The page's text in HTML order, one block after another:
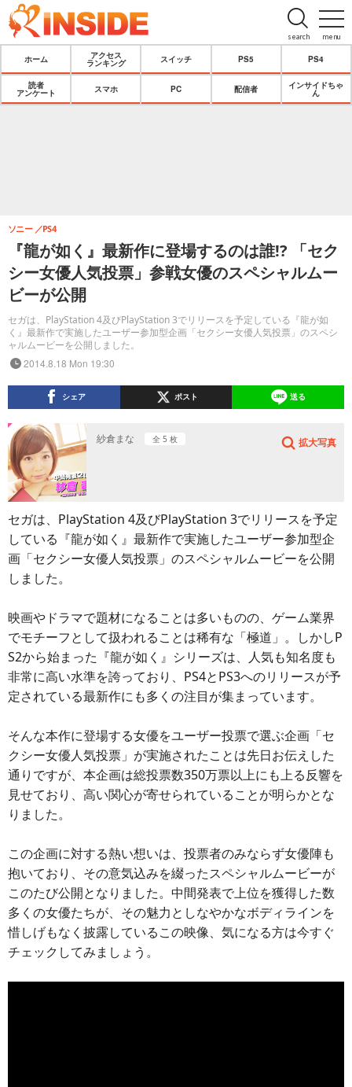
menu
search
ホーム
アクセス
ランキング
スイッチ PS5 PS4
読者
アンケート
スマホ PC 配信者
インサイドちゃ
ん
『龍が如く』最新作に登場するのは誰!? 「セク
シー女優人気投票」参戦女優のスペシャルムー
ビーが公開
セガは、PlayStation 4及びPlayStation 3でリリースを予定している『龍が如
く』最新作で実施したユーザー参加型企画「セクシー女優人気投票」のスペシ
ャルムービーを公開しました。
ソニー PS4
2014.8.18 Mon 19:30
シェア ポスト 送る
紗倉まな 全 5 枚 拡大写真
セガは、PlayStation 4及びPlayStation 3でリリースを予定
している『龍が如く』最新作で実施したユーザー参加型企
画「セクシー女優人気投票」のスペシャルムービーを公開
しました。
映画やドラマで題材になることは多いものの、ゲーム業界
でモチーフとして扱われることは稀有な「極道」。しかしP
S2から始まった『龍が如く』シリーズは、人気も知名度も
非常に高い水準を誇っており、PS4とPS3へのリリースが予
定されている最新作にも多くの注目が集まっています。
そんな本作に登場する女優をユーザー投票で選ぶ企画「セ
クシー女優人気投票」が実施されたことは先日お伝えした
通りですが、本企画は総投票数350万票以上にも上る反響を
見せており、高い関心が寄せられていることが明らかとな
りました。
この企画に対する熱い想いは、投票者のみならず女優陣も
抱いており、その意気込みを綴ったスペシャルムービーが
このたび公開となりました。中間発表で上位を獲得した数
多くの女優たちが、その魅力としなやかなボディラインを
惜しげもなく披露しているこの映像、気になる方は今すぐ
チェックしてみましょう。